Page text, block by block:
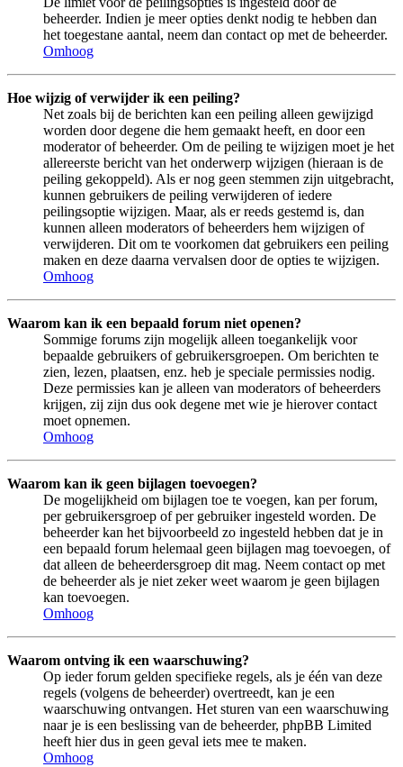
beheerder. Indien je meer opties denkt nodig te hebben dan
het toegestane aantal, neem dan contact op met de beheerder.
Omhoog
Hoe wijzig of verwijder ik een peiling?
Net zoals bij de berichten kan een peiling alleen gewijzigd
worden door degene die hem gemaakt heeft, en door een
moderator of beheerder. Om de peiling te wijzigen moet je het
allereerste bericht van het onderwerp wijzigen (hieraan is de
peiling gekoppeld). Als er nog geen stemmen zijn uitgebracht,
kunnen gebruikers de peiling verwijderen of iedere
peilingsoptie wijzigen. Maar, als er reeds gestemd is, dan
kunnen alleen moderators of beheerders hem wijzigen of
verwijderen. Dit om te voorkomen dat gebruikers een peiling
maken en deze daarna vervalsen door de opties te wijzigen.
Omhoog
Waarom kan ik een bepaald forum niet openen?
Sommige forums zijn mogelijk alleen toegankelijk voor
bepaalde gebruikers of gebruikersgroepen. Om berichten te
zien, lezen, plaatsen, enz. heb je speciale permissies nodig.
Deze permissies kan je alleen van moderators of beheerders
krijgen, zij zijn dus ook degene met wie je hierover contact
moet opnemen.
Omhoog
Waarom kan ik geen bijlagen toevoegen?
De mogelijkheid om bijlagen toe te voegen, kan per forum,
per gebruikersgroep of per gebruiker ingesteld worden. De
beheerder kan het bijvoorbeeld zo ingesteld hebben dat je in
een bepaald forum helemaal geen bijlagen mag toevoegen, of
dat alleen de beheerdersgroep dit mag. Neem contact op met
de beheerder als je niet zeker weet waarom je geen bijlagen
kan toevoegen.
Omhoog
Waarom ontving ik een waarschuwing?
Op ieder forum gelden specifieke regels, als je één van deze
regels (volgens de beheerder) overtreedt, kan je een
waarschuwing ontvangen. Het sturen van een waarschuwing
naar je is een beslissing van de beheerder, phpBB Limited
heeft hier dus in geen geval iets mee te maken.
Omhoog